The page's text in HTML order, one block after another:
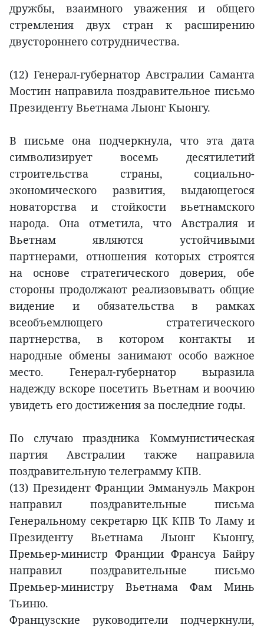
дружбы, взаимного уважения и общего
стремления двух стран к расширению
двустороннего сотрудничества.
(12) Генерал-губернатор Австралии Саманта
Мостин направила поздравительное письмо
Президенту Вьетнама Лыонг Кыонгу.
В письме она подчеркнула, что эта дата
символизирует восемь десятилетий
строительства страны, социально-
экономического развития, выдающегося
новаторства и стойкости вьетнамского
народа. Она отметила, что Австралия и
Вьетнам являются устойчивыми
партнерами, отношения которых строятся
на основе стратегического доверия, обе
стороны продолжают реализовывать общие
видение и обязательства в рамках
всеобъемлющего стратегического
партнерства, в котором контакты и
народные обмены занимают особо важное
место. Генерал-губернатор выразила
надежду вскоре посетить Вьетнам и воочию
увидеть его достижения за последние годы.
По случаю праздника Коммунистическая
партия Австралии также направила
поздравительную телеграмму КПВ.
(13) Президент Франции Эммануэль Макрон
направил поздравительные письма
Генеральному секретарю ЦК КПВ То Ламу и
Президенту Вьетнама Лыонг Кыонгу,
Премьер-министр Франции Франсуа Байру
направил поздравительные письмо
Премьер-министру Вьетнама Фам Минь
Тьиню.
Французские руководители подчеркнули,